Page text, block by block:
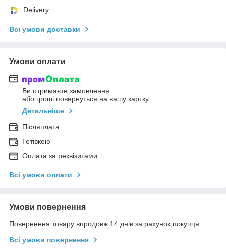
Delivery
Всі умови доставки
Умови оплати
Ви отримаєте замовлення
або гроші повернуться на вашу картку
Детальніше
Післяплата
Готівкою
Оплата за реквізитами
Всі умови оплати
Умови повернення
Повернення товару впродовж 14 днів за рахунок покупця
Всі умови повернення